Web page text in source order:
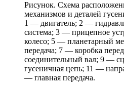
Рисунок. Схема
механизмов и деталей
1 — двигатель; 2 —
система; 3 — прицепное
колесо; 5 — планетарный
передача; 7 — коробка
соединительный вал; 9 —
гусеничная цепь; 11 —
— главная передача.